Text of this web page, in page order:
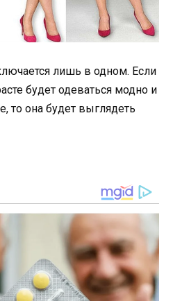
лишь в одном. Если
будет одеваться модно и
то она будет выглядеть